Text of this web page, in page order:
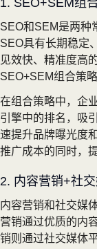
1. SEO+SEM组
SEO和SEM是两种
SEO具有长期稳定
见效快、精准度高
SEO+SEM组合策
在组合策略中，企
引擎中的排名，吸
速提升品牌曝光度
推广成本的同时，
2. 内容营销+社
内容营销和社交媒
营销通过优质的内
销则通过社交媒体